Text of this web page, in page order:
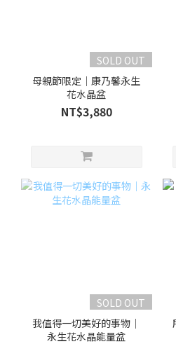
SOLD OUT
母親節限定｜康乃馨永生
花水晶盆
NT$3,880
SOLD OUT
我值得一切美好的事物｜
永生花水晶能量盆